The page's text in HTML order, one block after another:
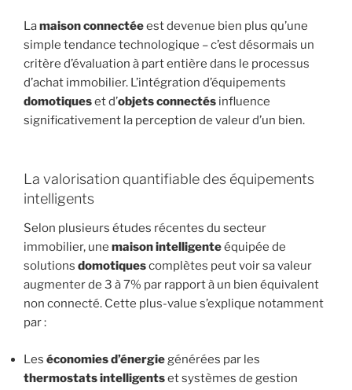
Lamaison connectéeest devenue bien plus qu’une
simple tendance technologique – c’est désormais un
critère d’évaluation à part entière dans le processus
d’achat immobilier. L’intégration d’équipements
domotiqueset d’objets connectés influence
significativement la perception de valeur d’un bien.
La valorisation quantifiable des équipements
intelligents
Selon plusieurs études récentes du secteur
immobilier, une maison intelligenteéquipée de
solutions domotiquescomplètes peut voir sa valeur
augmenter de 3 à 7% par rapport à un bien équivalent
non connecté. Cette plus-value s’explique notamment
par :
Les économies d’énergie générées par les
thermostats intelligentset systèmes de gestion